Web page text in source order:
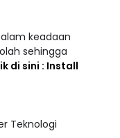
keadaan
sehingga
di sini : Install
Teknologi